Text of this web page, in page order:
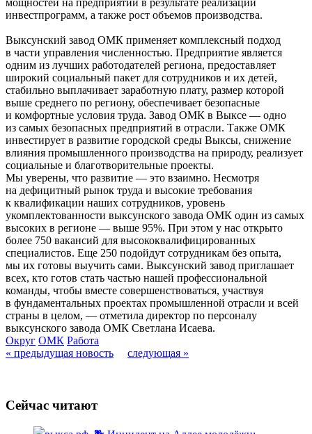
мощностей на предприятии в результате реализации
инвестпрограмм, а также рост объемов производства.
Выксунский завод ОМК применяет комплексный подход
в части управления численностью. Предприятие является
одним из лучших работодателей региона, предоставляет
широкий социальный пакет для сотрудников и их детей,
стабильно выплачивает заработную плату, размер которой
выше среднего по региону, обеспечивает безопасные
и комфортные условия труда. Завод ОМК в Выксе — одно
из самых безопасных предприятий в отрасли. Также ОМК
инвестирует в развитие городской среды Выксы, снижение
влияния промышленного производства на природу, реализует
социальные и благотворительные проекты.
Мы уверены, что развитие — это взаимно. Несмотря
на дефицитный рынок труда и высокие требования
к квалификации наших сотрудников, уровень
укомплектованности выксунского завода ОМК один из самых
высоких в регионе — выше 95%. При этом у нас открыто
более 750 вакансий для высококвалифицированных
специалистов. Еще 250 подойдут сотрудникам без опыта,
мы их готовы выучить сами. Выксунский завод приглашает
всех, кто готов стать частью нашей профессиональной
команды, чтобы вместе совершенствоваться, участвуя
в фундаментальных проектах промышленной отрасли и всей
страны в целом, — отметила директор по персоналу
выксунского завода ОМК Светлана Исаева.
Округ ОМК Работа
« предыдущая новость
следующая »
Сейчас читают